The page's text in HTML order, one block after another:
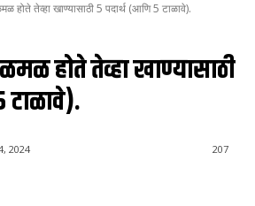
होते तेव्हा खाण्यासाठी 5 पदार्थ (आणि 5 टाळावे).
होते तेव्हा खाण्यासाठी
टाळावे).
2024 207